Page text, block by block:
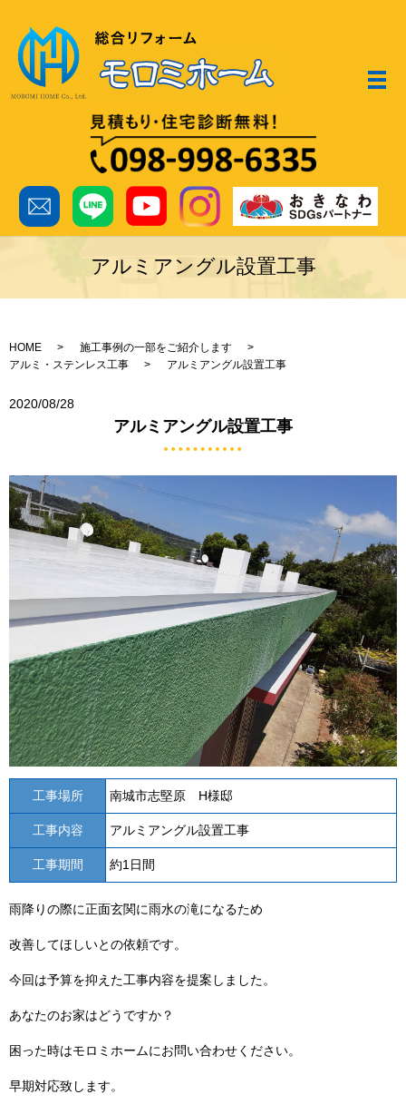
メ
アルミアングル設置工事
HOME
施工事例の一部をご紹介します
アルミ・ステンレス工事
アルミアングル設置工事
2020/08/28
アルミアングル設置工事
工事場所 南城市志堅原 H様邸
工事内容 アルミアングル設置工事
工事期間 約1日間
雨降りの際に正面玄関に雨水の滝になるため
改善してほしいとの依頼です。
今回は予算を抑えた工事内容を提案しました。
あなたのお家はどうですか？
困った時はモロミホームにお問い合わせください。
早期対応致します。